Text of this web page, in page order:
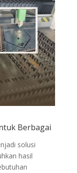
Berbagai
solusi
hasil